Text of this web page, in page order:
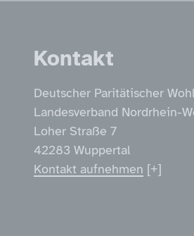
Service
Kontakt
Deutscher Paritätischer
Landesverband Nordrhein-
Loher Straße 7
42283 Wuppertal
Kontakt aufnehmen